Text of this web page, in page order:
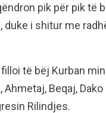
pik për pik të
duke i shitur me
të bëj Kurban
Beqaj,
Rilindjes.